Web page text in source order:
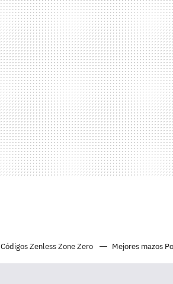
Códigos Zenless Zone Zero Mejores mazos